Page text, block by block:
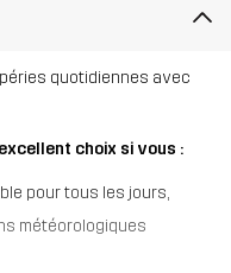
quotidiennes avec
choix si vous :
pour tous les jours,
météorologiques